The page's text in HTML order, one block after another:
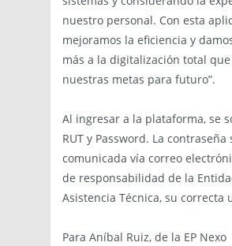
nuestro personal. Con esta
mejoramos la eficiencia y
más a la digitalización total
nuestras metas para futuro”.
Al ingresar a la plataforma, se
RUT y Password. La contraseña
comunicada vía correo
de responsabilidad de la
Asistencia Técnica, su correcta
Para Aníbal Ruiz, de la EP Nexo